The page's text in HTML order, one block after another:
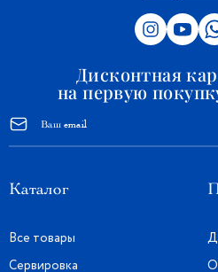
Дисконтная
на первую
Каталог
Все товары
Сервировка